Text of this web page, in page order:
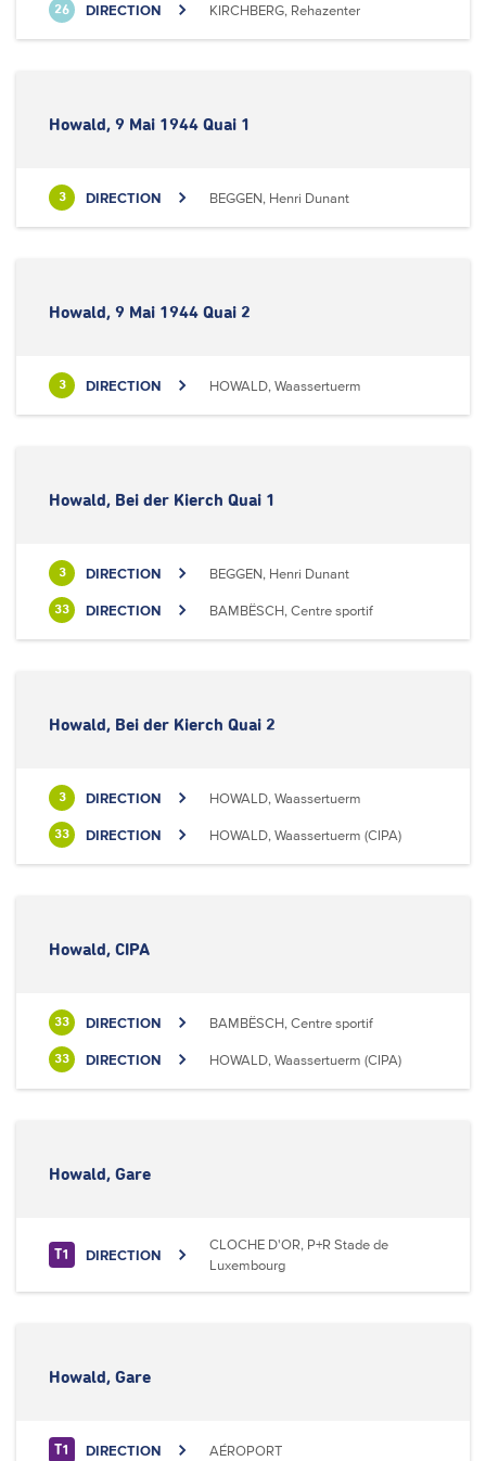
26 DIRECTION KIRCHBERG, Rehazenter
Howald, 9 Mai 1944 Quai 1
3 DIRECTION BEGGEN, Henri Dunant
Howald, 9 Mai 1944 Quai 2
3 DIRECTION HOWALD, Waassertuerm
Howald, Bei der Kierch Quai 1
3 DIRECTION BEGGEN, Henri Dunant
33 DIRECTION BAMBËSCH, Centre sportif
Howald, Bei der Kierch Quai 2
3 DIRECTION HOWALD, Waassertuerm
33 DIRECTION HOWALD, Waassertuerm (CIPA)
Howald, CIPA
33 DIRECTION BAMBËSCH, Centre sportif
33 DIRECTION HOWALD, Waassertuerm (CIPA)
Howald, Gare
T1 DIRECTION
CLOCHE D'OR, P+R Stade de
Luxembourg
Howald, Gare
T1 DIRECTION AÉROPORT